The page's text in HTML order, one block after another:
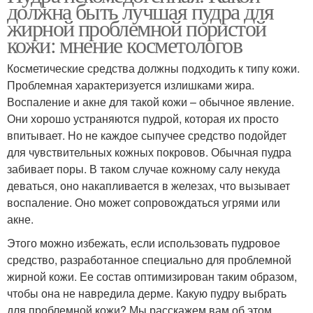
должна быть лучшая пудра для
жирной проблемной пористой
кожи: мнение косметологов
Косметические средства должны подходить к типу кожи.
Проблемная характеризуется излишками жира.
Воспаление и акне для такой кожи – обычное явление.
Они хорошо устраняются пудрой, которая их просто
впитывает. Но не каждое сыпучее средство подойдет
для чувствительных кожных покровов. Обычная пудра
забивает поры. В таком случае кожному салу некуда
деваться, оно накапливается в железах, что вызывает
воспаление. Оно может сопровождаться угрями или
акне.
Этого можно избежать, если использовать пудровое
средство, разработанное специально для проблемной
жирной кожи. Ее состав оптимизирован таким образом,
чтобы она не навредила дерме. Какую пудру выбрать
для проблемной кожи? Мы расскажем вам об этом.